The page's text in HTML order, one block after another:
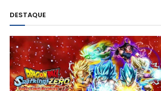
DESTAQUE